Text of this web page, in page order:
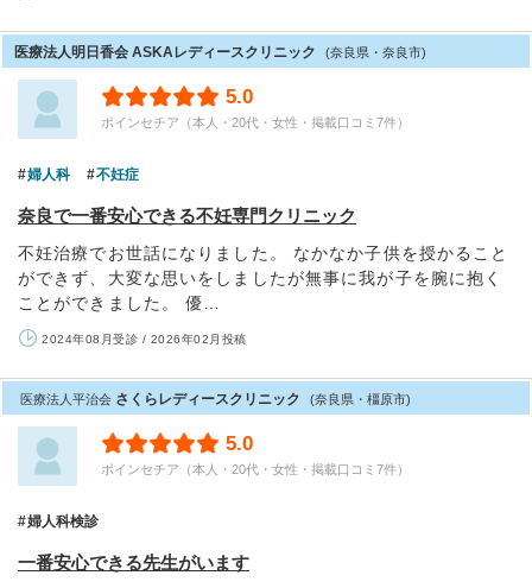
医療法人明日香会 ASKAレディースクリニック (奈良県・奈良市)
5.0
ポインセチア（本人・20代・女性・掲載口コミ7件）
婦人科 不妊症
奈良で一番安心できる不妊専門クリニック
不妊治療でお世話になりました。 なかなか子供を授かること
ができず、大変な思いをしましたが無事に我が子を腕に抱く
ことができました。 優…
2024年08月受診 / 2026年02月投稿
医療法人平治会 さくらレディースクリニック (奈良県・橿原市)
5.0
ポインセチア（本人・20代・女性・掲載口コミ7件）
婦人科検診
一番安心できる先生がいます